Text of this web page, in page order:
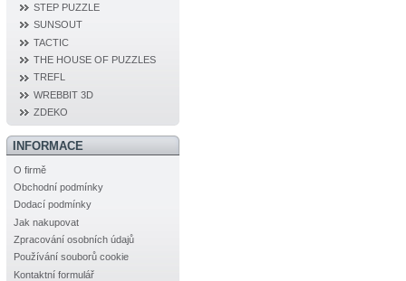
STEP PUZZLE
SUNSOUT
TACTIC
THE HOUSE OF PUZZLES
TREFL
WREBBIT 3D
ZDEKO
INFORMACE
O firmě
Obchodní podmínky
Dodací podmínky
Jak nakupovat
Zpracování osobních údajů
Používání souborů cookie
Kontaktní formulář